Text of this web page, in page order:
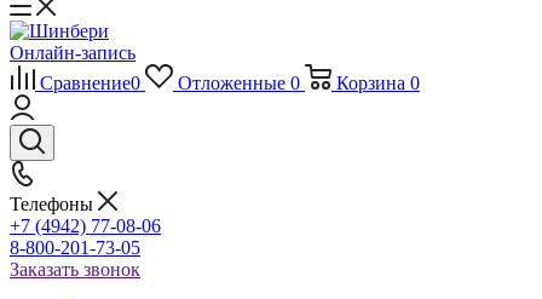
Онлайн-запись
Сравнение0 Отложенные 0 Корзина 0
Телефоны
+7 (4942) 77-08-06
8-800-201-73-05
Заказать звонок